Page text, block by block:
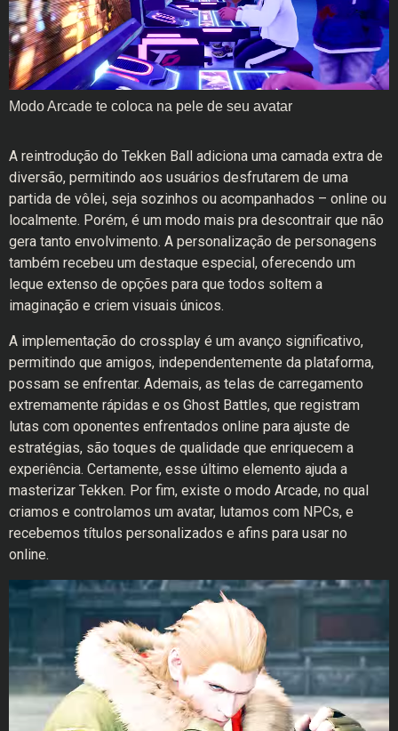
Modo Arcade te coloca na pele de seu avatar
A reintrodução do Tekken Ball adiciona uma camada extra de
diversão, permitindo aos usuários desfrutarem de uma
partida de vôlei, seja sozinhos ou acompanhados – online ou
localmente. Porém, é um modo mais pra descontrair que não
gera tanto envolvimento. A personalização de personagens
também recebeu um destaque especial, oferecendo um
leque extenso de opções para que todos soltem a
imaginação e criem visuais únicos.
A implementação do crossplay é um avanço significativo,
permitindo que amigos, independentemente da plataforma,
possam se enfrentar. Ademais, as telas de carregamento
extremamente rápidas e os Ghost Battles, que registram
lutas com oponentes enfrentados online para ajuste de
estratégias, são toques de qualidade que enriquecem a
experiência. Certamente, esse último elemento ajuda a
masterizar Tekken. Por fim, existe o modo Arcade, no qual
criamos e controlamos um avatar, lutamos com NPCs, e
recebemos títulos personalizados e afins para usar no
online.